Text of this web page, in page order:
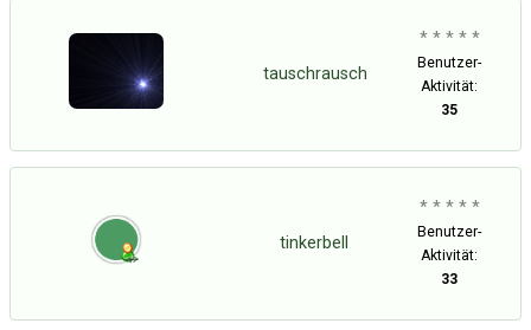
tauschrausch
* * * * *
Benutzer-
Aktivität:
35
tinkerbell
* * * * *
Benutzer-
Aktivität:
33